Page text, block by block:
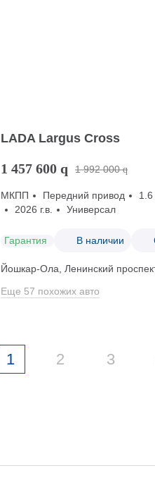
LADA Largus Cross
1 457 600 q 1 992 000 q
МКПП Передний привод 1.6
2026 г.в.
Универсал
Гарантия В наличии
Йошкар-Ола, Ленинский
Еще 57 похожих авто
1 2 3